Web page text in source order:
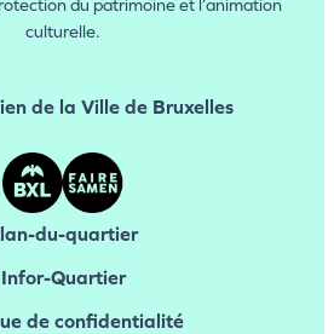
du patrimoine et l’animation
culturelle.
de la Ville de Bruxelles
du-quartier
Infor-Quartier
de confidentialité